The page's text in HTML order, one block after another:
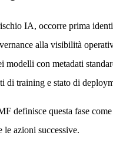
IA, occorre prima
alla visibilità
modelli con metadati
di training e stato di
definisce questa fase
le azioni successive.